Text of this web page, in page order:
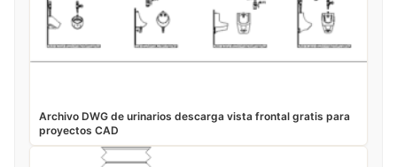
Archivo DWG de urinarios descarga vista frontal gratis para
proyectos CAD